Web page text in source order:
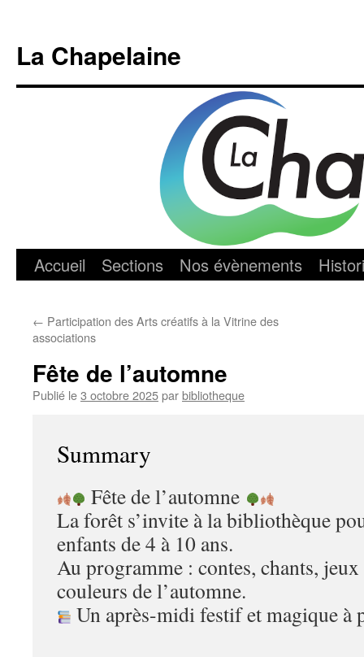
contenu
La Chapelaine
Accueil Sections Nos évènements
← Participation des Arts créatifs à la Vitrine des
associations
Fête de l’automne
Publié le3 octobre 2025parbibliotheque
Summary
Fête de l’automne
La forêt s’invite à la bibliothèque
enfants de 4 à 10 ans.
Au programme : contes, chants,
couleurs de l’automne.
Un après-midi festif et magique à